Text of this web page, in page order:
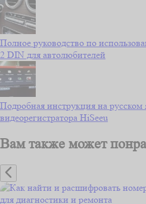
Полное руководство по
2 DIN для автолюбителей
Подробная инструкция на
видеорегистратора HiSeeu
Вам также может